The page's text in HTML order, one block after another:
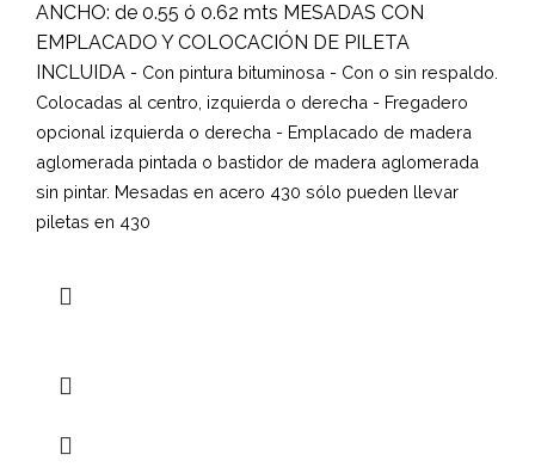
ANCHO: de 0.55 ó 0.62 mts MESADAS CON
EMPLACADO Y COLOCACIÓN DE PILETA
INCLUIDA - Con pintura bituminosa - Con o sin respaldo.
Colocadas al centro, izquierda o derecha - Fregadero
opcional izquierda o derecha - Emplacado de madera
aglomerada pintada o bastidor de madera aglomerada
sin pintar. Mesadas en acero 430 sólo pueden llevar
piletas en 430